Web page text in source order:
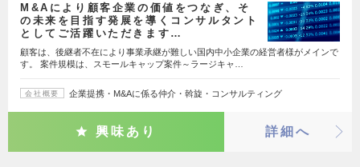
M&Aにより顧客企業の価値をつなぎ、そ
の未来を目指す発展を導くコンサルタント
としてご活躍いただきます…
顧客は、後継者不在により事業承継が難しい国内中小企業の経営者様がメインで
す。 案件規模は、スモールキャップ案件～ラージキャ…
会社概要 企業提携・M&Aに係る仲介・斡旋・コンサルティング
興味あり 詳細へ